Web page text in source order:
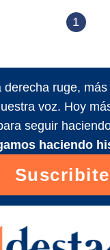
1
derecha ruge,
voz. Hoy
seguir
haciendo
Suscribite